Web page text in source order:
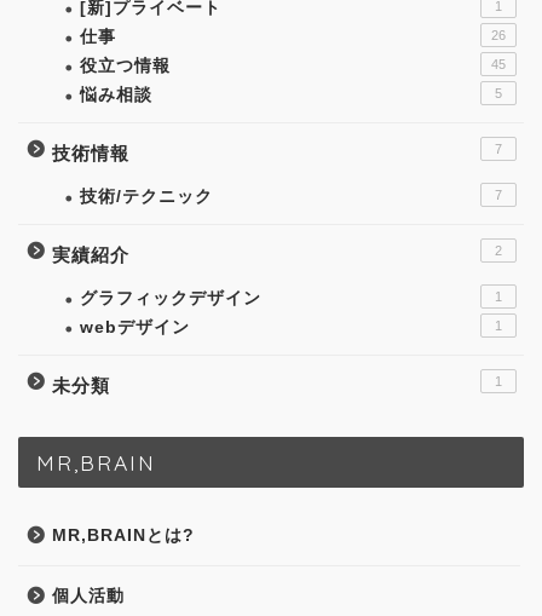
[新]プライベート 1
仕事 26
役立つ情報 45
悩み相談 5
技術情報 7
技術/テクニック 7
実績紹介 2
グラフィックデザイン 1
webデザイン 1
未分類 1
MR,BRAIN
MR,BRAINとは?
個人活動